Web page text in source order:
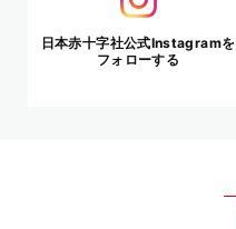
日本赤十字社公式Instagramを
フォローする